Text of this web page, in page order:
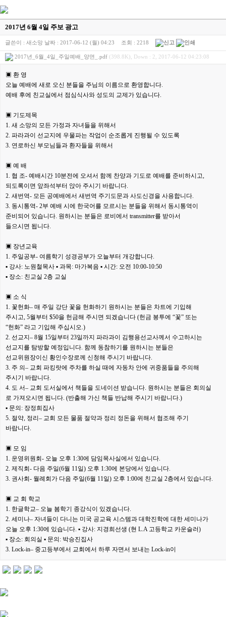
2017년 6월 4일 주보 광고
글쓴이 : 새소망 날짜 : 2017-06-12 (월) 04:23 조회 : 2218
2017년_6월_4일_주일예배_양면_.pdf (398.8K), Down : 2, 2017-06-12 04:23:08
▣ 환 영
오늘 예배에 새로 오신 분들을 주님의 이름으로 환영합니다.
예배 후에 친교실에서 점심식사와 성도의 교제가 있습니다.
▣ 기도제목
1. 새 소망의 모든 가정과 자녀들을 위해서
2. 파라과이 선교지에 우물파는 작업이 순조롭게 진행될 수 있도록
3. 연로하신 부모님들과 환자들을 위해서
▣ 예 배
1. 협 조- 예배시간 10분전에 오셔서 함께 찬양과 기도로 예배를 준비하시고,
되도록이면 앞좌석부터 앉아 주시기 바랍니다.
2. 새번역- 모든 공예배에서 새번역 주기도문과 사도신경을 사용합니다.
3. 동시통역- 2부 예배 시에 한국어를 모르시는 분들을 위해서 동시통역이
준비되어 있습니다. 원하시는 분들은 로비에서 transmitter를 받아서
들으시면 됩니다.
▣ 장년교육
1. 주일공부- 여름학기 성경공부가 오늘부터 개강합니다.
▪ 강사: 노원철목사 ▪ 과목: 마가복음 ▪ 시간: 오전 10:00-10:50
▪ 장소: 친교실 2층 교실
▣ 소 식
1. 꽃헌화– 매 주일 강단 꽃을 헌화하기 원하시는 분들은 차트에 기입해
주시고, 5월부터 $50을 헌금해 주시면 되겠습니다 (헌금 봉투에 “꽃” 또는
“헌화” 라고 기입해 주십시오.)
2. 선교지– 8월 15일부터 23일까지 파라과이 김행용선교사께서 수고하시는
선교지를 탐방할 예정입니다. 함께 동참하기를 원하시는 분들은
선교위원장이신 황인수장로께 신청해 주시기 바랍니다.
3. 주 의– 교회 파킹랏에 주차를 하실 때에 자동차 안에 귀중품들을 주의해
주시기 바랍니다.
4. 도 서– 교회 도서실에서 책들을 도네이션 받습니다. 원하시는 분들은 회의실
로 가져오시면 됩니다. (반출해 가신 책들 반납해 주시기 바랍니다.)
▪ 문의: 장정희집사
5. 절약, 정리– 교회 모든 물품 절약과 정리 정돈을 위해서 협조해 주기
바랍니다.
▣ 모 임
1. 운영위원회- 오늘 오후 1:30에 담임목사실에서 있습니다.
2. 제직회- 다음 주일(6월 11일) 오후 1:30에 본당에서 있습니다.
3. 권사회- 월례회가 다음 주일(6월 11일) 오후 1:00에 친교실 2층에서 있습니다.
▣ 교 회 학교
1. 한글학교– 오늘 봄학기 종강식이 있겠습니다.
2. 세미나– 자녀들이 다니는 미국 공교육 시스템과 대학진학에 대한 세미나가
오늘 오후 1:30에 있습니다. ▪ 강사: 지경희선생 (현 L.A 고등학교 카운슬러)
▪ 장소: 회의실 ▪ 문의: 박승진집사
3. Lock-in– 중고등부에서 교회에서 하루 자면서 보내는 Lock-in이